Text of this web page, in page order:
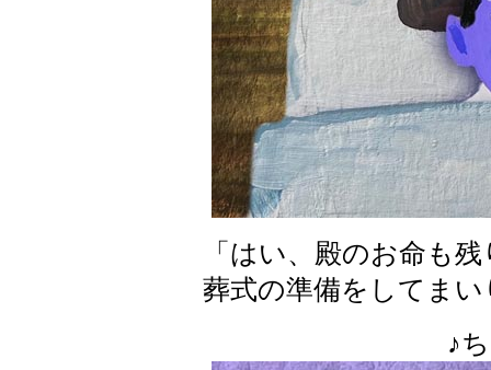
「はい、殿のお命も
葬式の準備をしてま
♪